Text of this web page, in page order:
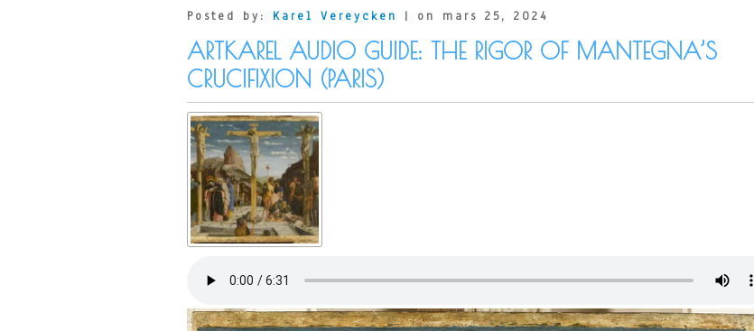
Posted by: Karel Vereycken | on mars 25, 2024
ARTKAREL AUDIO GUIDE: THE RIGOR OF MANTEGNA’S
CRUCIFIXION (PARIS)